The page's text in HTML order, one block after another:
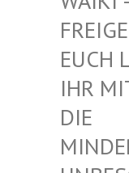
CH
R MIT
E MI